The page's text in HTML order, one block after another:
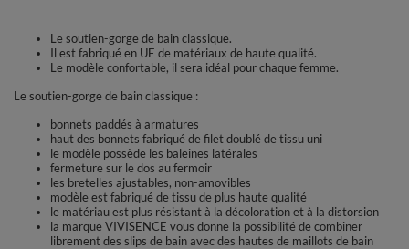
Le soutien-gorge de bain classique.
Il est fabriqué en UE de matériaux de haute qualité.
Le modèle confortable, il sera idéal pour chaque femme.
Le soutien-gorge de bain classique :
bonnets paddés à armatures
haut des bonnets fabriqué de filet doublé de tissu uni
le modèle possède les baleines latérales
fermeture sur le dos au fermoir
les bretelles ajustables, non-amovibles
modèle est fabriqué de tissu de plus haute qualité
le matériau est plus résistant à la décoloration et à la distorsion
la marque VIVISENCE vous donne la possibilité de combiner
librement des slips de bain avec des hautes de maillots de bain